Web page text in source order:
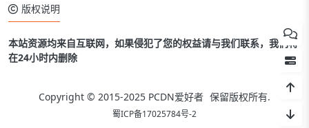
版权说明
本站资源均来自互联网，如果侵犯了您的权益请与我们联系，我们将
在24小时内删除
Copyright © 2015-2025 PCDN爱好者 保留版权所有.
蜀ICP备17025784号-2